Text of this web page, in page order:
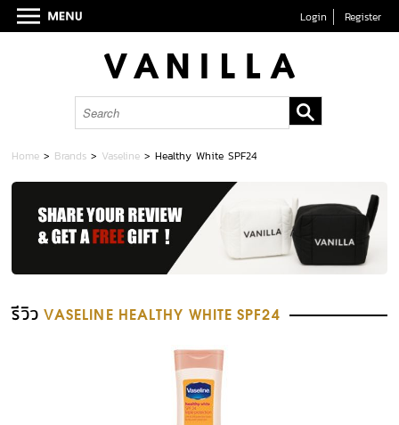
Login Register
Home > Brands > Vaseline >Healthy White SPF24
รีวิว VASELINE HEALTHY WHITE SPF24